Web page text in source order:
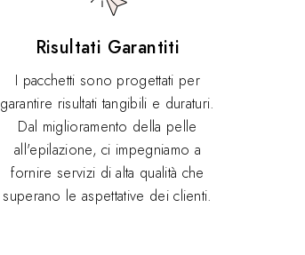
Risultati Garantiti
I pacchetti sono progettati per
garantire risultati tangibili e duraturi.
Dal miglioramento della pelle
all'epilazione, ci impegniamo a
fornire servizi di alta qualità che
superano le aspettative dei clienti.